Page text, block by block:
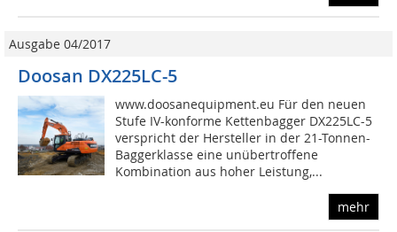
Ausgabe 04/2017
Doosan DX225LC-5
www.doosanequipment.eu Für den neuen
Stufe IV-konforme Kettenbagger DX225LC-5
verspricht der Hersteller in der 21-Tonnen-
Baggerklasse eine unübertroffene
Kombination aus hoher Leistung,...
mehr